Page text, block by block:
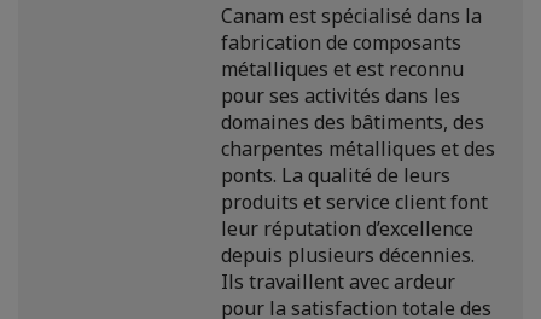
Canam est spécialisé dans la
fabrication de composants
métalliques et est reconnu
pour ses activités dans les
domaines des bâtiments, des
charpentes métalliques et des
ponts. La qualité de leurs
produits et service client font
leur réputation d’excellence
depuis plusieurs décennies.
Ils travaillent avec ardeur
pour la satisfaction totale des